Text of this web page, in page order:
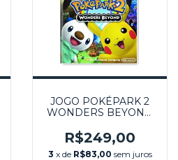
JOGO POKÉPARK 2
WONDERS BEYOND
R$249,00
3 x de R$83,00 sem juros